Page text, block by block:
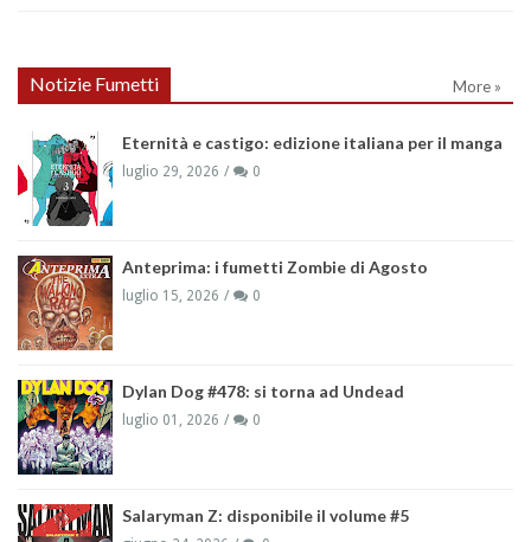
Notizie Fumetti More »
Eternità e castigo: edizione italiana per il manga
luglio 29, 2026 0
Anteprima: i fumetti Zombie di Agosto
luglio 15, 2026 0
Dylan Dog #478: si torna ad Undead
luglio 01, 2026 0
Salaryman Z: disponibile il volume #5